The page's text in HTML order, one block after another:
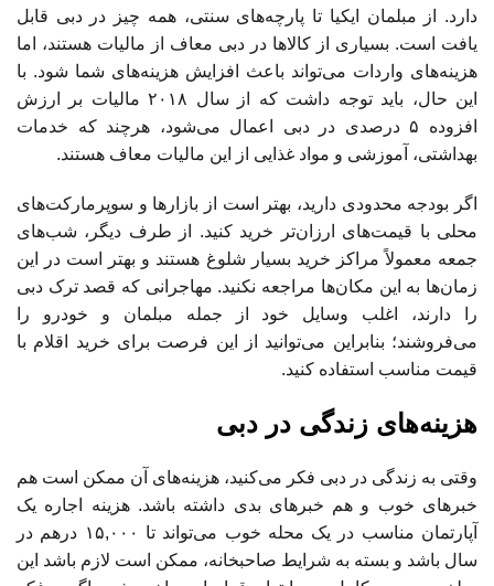
دارد. از مبلمان ایکیا تا پارچه‌های سنتی، همه چیز در دبی قابل
یافت است. بسیاری از کالاها در دبی معاف از مالیات هستند، اما
هزینه‌های واردات می‌تواند باعث افزایش هزینه‌های شما شود. با
این حال، باید توجه داشت که از سال ۲۰۱۸ مالیات بر ارزش
افزوده ۵ درصدی در دبی اعمال می‌شود، هرچند که خدمات
بهداشتی، آموزشی و مواد غذایی از این مالیات معاف هستند.
اگر بودجه محدودی دارید، بهتر است از بازارها و سوپرمارکت‌های
محلی با قیمت‌های ارزان‌تر خرید کنید. از طرف دیگر، شب‌های
جمعه معمولاً مراکز خرید بسیار شلوغ هستند و بهتر است در این
زمان‌ها به این مکان‌ها مراجعه نکنید. مهاجرانی که قصد ترک دبی
را دارند، اغلب وسایل خود از جمله مبلمان و خودرو را
می‌فروشند؛ بنابراین می‌توانید از این فرصت برای خرید اقلام با
قیمت مناسب استفاده کنید.
هزینه‌های زندگی در دبی
وقتی به زندگی در دبی فکر می‌کنید، هزینه‌های آن ممکن است هم
خبرهای خوب و هم خبرهای بدی داشته باشد. هزینه اجاره یک
آپارتمان مناسب در یک محله خوب می‌تواند تا ۱۵,۰۰۰ درهم در
سال باشد و بسته به شرایط صاحبخانه، ممکن است لازم باشد این